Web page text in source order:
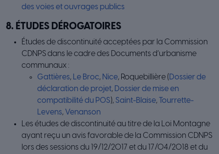
des voies et ouvrages publics
8. ÉTUDES DÉROGATOIRES
Études de discontinuité acceptées par la Commission
CDNPS dans le cadre des Documents d’urbanisme
communaux :
Gattières, Le Broc, Nice, Roquebillière (Dossier de
déclaration de projet, Dossier de mise en
compatibilité du POS),Saint-Blaise, Tourrette-
Levens, Venanson
Les études de discontinuité au titre de la Loi Montagne
ayant reçu un avis favorable de la Commission CDNPS
lors des sessions du 19/12/2017 et du 17/04/2018 et du